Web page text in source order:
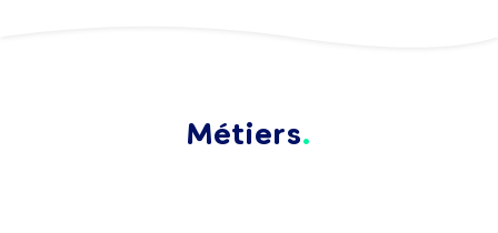
Métiers